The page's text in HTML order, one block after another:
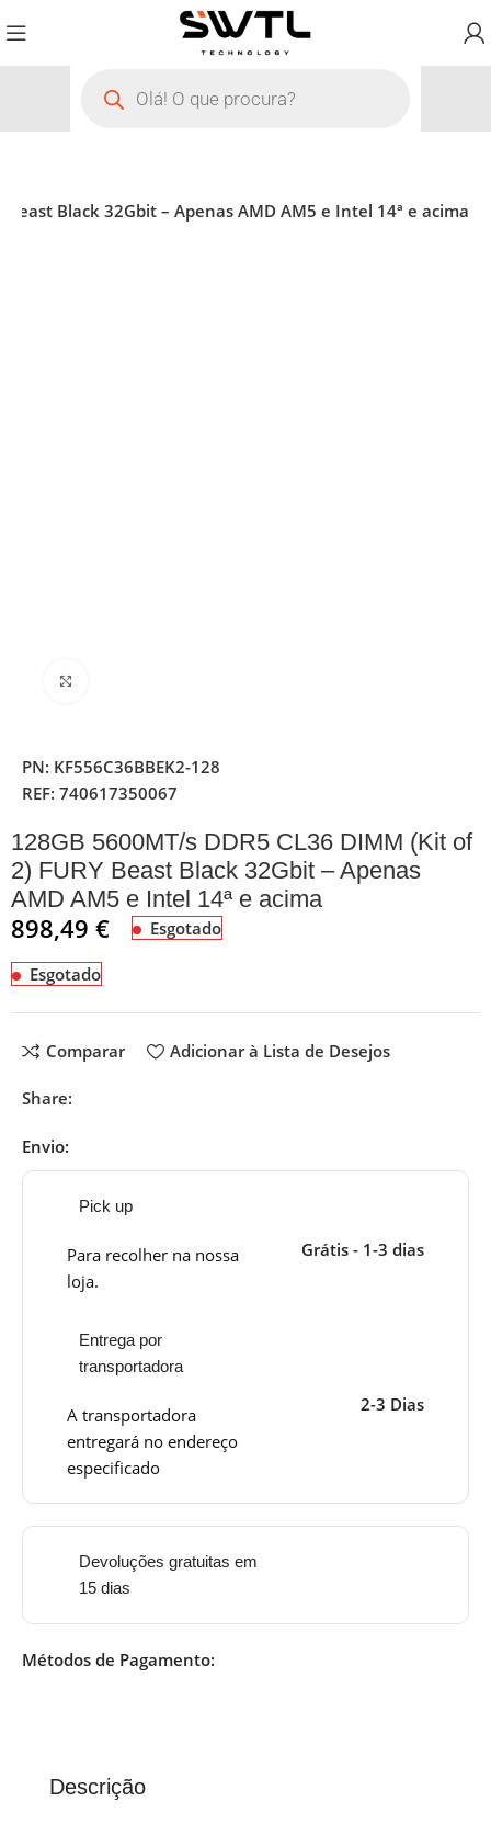
Black 32Gbit – Apenas AMD AM5 e Intel 14ª e acima
PN: KF556C36BBEK2-128
REF:740617350067
128GB 5600MT/s DDR5 CL36 DIMM (Kit of
2) FURY Beast Black 32Gbit – Apenas
AMD AM5 e Intel 14ª e acima
898,49€ Esgotado
Esgotado
Comparar Adicionar à Lista de Desejos
Share:
Envio:
Pick up
Para recolher na nossa
loja.
Grátis - 1-3 dias
Entrega por
transportadora
A transportadora
entregará no endereço
especificado
2-3 Dias
Devoluções gratuitas em
15 dias
Métodos de Pagamento:
Descrição